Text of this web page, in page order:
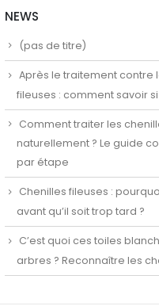
NEWS
(pas de titre)
Après le traitement contre
fileuses : comment savoir
Comment traiter les
naturellement ? Le guide
par étape
Chenilles fileuses :
avant qu’il soit trop tard ?
C’est quoi ces toiles
arbres ? Reconnaître les